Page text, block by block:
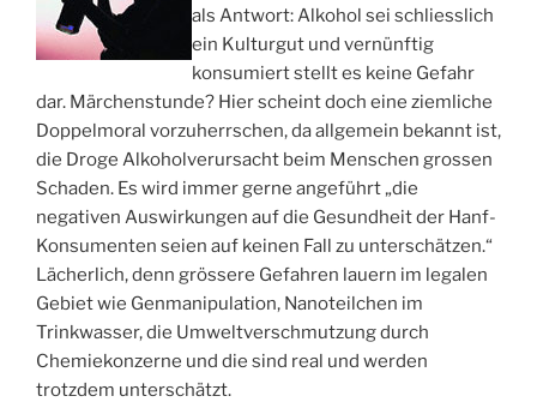
als Antwort: Alkohol sei schliesslich
ein Kulturgut und vernünftig
konsumiert stellt es keine Gefahr
dar. Märchenstunde? Hier scheint doch eine ziemliche
Doppelmoral vorzuherrschen, da allgemein bekannt ist,
die Droge Alkoholverursacht beim Menschen grossen
Schaden. Es wird immer gerne angeführt „die
negativen Auswirkungen auf die Gesundheit der Hanf-
Konsumenten seien auf keinen Fall zu unterschätzen.“
Lächerlich, denn grössere Gefahren lauern im legalen
Gebiet wie Genmanipulation, Nanoteilchen im
Trinkwasser, die Umweltverschmutzung durch
Chemiekonzerne und die sind real und werden
trotzdem unterschätzt.